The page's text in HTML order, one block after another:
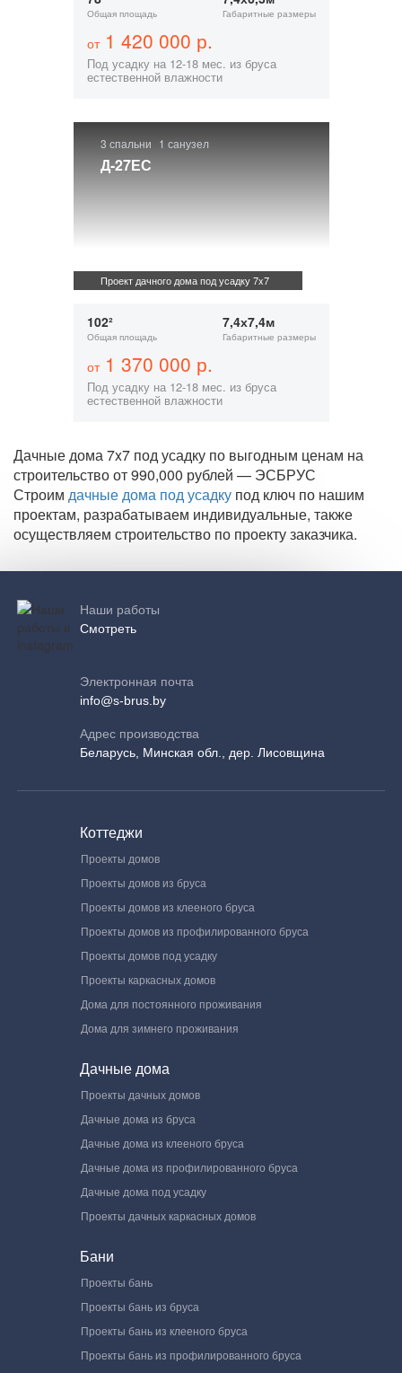
Общая площадь Габаритные размеры
от1 420 000 р.
Под усадку на 12-18 мес. из бруса
естественной влажности
3 спальни 1 санузел
Д-27ЕС
Проект дачного дома под усадку 7x7
102²
Общая площадь
7,4х7,4м
Габаритные размеры
от1 370 000 р.
Под усадку на 12-18 мес. из бруса
естественной влажности
Дачные дома 7x7 под усадку по выгодным ценам на
строительство от 990,000 рублей — ЭСБРУС
Строим дачные дома под усадку под ключ по нашим
проектам, разрабатываем индивидуальные, также
осуществляем строительство по проекту заказчика.
Наши работы
Смотреть
Электронная почта
info@s-brus.by
Адрес производства
Беларусь, Минская обл., дер. Лисовщина
Коттеджи
Проекты домов
Проекты домов из бруса
Проекты домов из клееного бруса
Проекты домов из профилированного бруса
Проекты домов под усадку
Проекты каркасных домов
Дома для постоянного проживания
Дома для зимнего проживания
Дачные дома
Проекты дачных домов
Дачные дома из бруса
Дачные дома из клееного бруса
Дачные дома из профилированного бруса
Дачные дома под усадку
Проекты дачных каркасных домов
Бани
Проекты бань
Проекты бань из бруса
Проекты бань из клееного бруса
Проекты бань из профилированного бруса